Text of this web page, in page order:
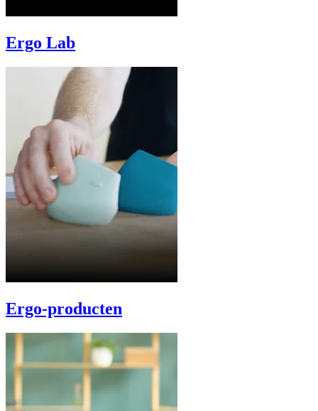
Ergo Lab
Ergo-producten